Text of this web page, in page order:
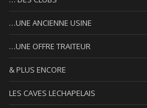
…UNE ANCIENNE USINE
…UNE OFFRE TRAITEUR
& PLUS ENCORE
LES CAVES LECHAPELAIS